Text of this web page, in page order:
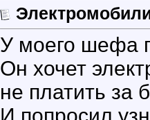
У моего шефа
Он хочет
не платить за